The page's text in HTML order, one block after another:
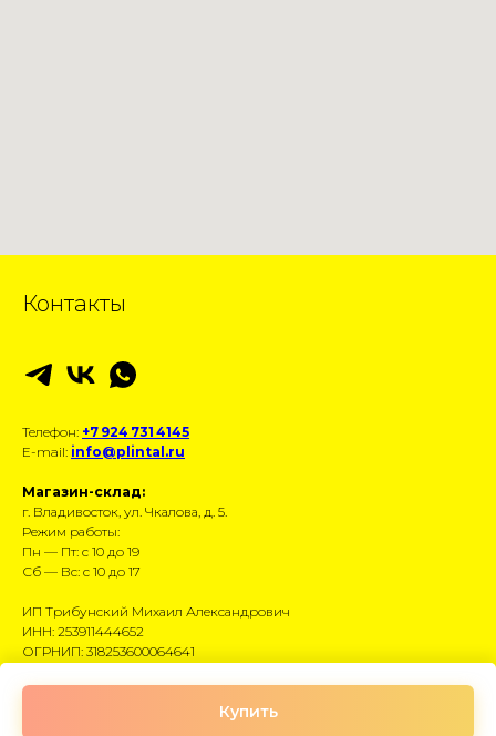
Купить
Контакты
Телефон: +7 924 731 4145
E-mail: info@plintal.ru
Магазин-склад:
г. Владивосток, ул. Чкалова, д. 5.
Режим работы:
Пн — Пт: с 10 до 19
Сб — Вс: с 10 до 17
ИП Трибунский Михаил Александрович
ИНН: 253911444652
ОГРНИП: 318253600064641
Размещённые данные носят информационный
характер и не являются публичной офертой.